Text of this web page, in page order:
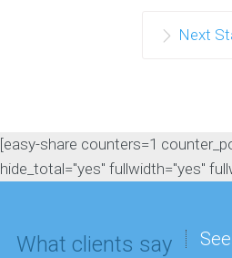
Next
[easy-share counters=1
hide_total="yes" fullwidth="yes"
What clients say